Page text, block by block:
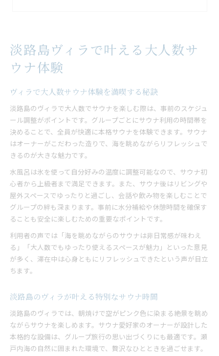
ヴィラで味わうサウナの特別な癒やし体験
サウナ愛好家も満足のヴィラ宿泊の魅力解説
ヴィラサウナでリフレッシュできる理由を紹介
グループで楽しむ淡路島バーベキューのコツ
ヴィラで大人数バーベキューを楽しむ準備法
淡路島ヴィラでのバーベキュー成功ポイント
みんなで盛り上がるヴィラバーベキュー術
バーベキュー設備充実のヴィラ選びのコツ
グループ旅行で味わうヴィラのバーベキュー体験
非日常感あふれるヴィラ滞在を満喫する方法
ヴィラ滞在で非日常を満喫するポイント紹介
淡路島ならではのヴィラで癒やしを体感する
サウナやバーベキューで味わう特別なひととき
自然に囲まれたヴィラでリラックスする方法
貸別荘ヴィラがもたらす癒やし体験を解説
ヴィラのサウナ利用で日常を忘れる方法
大人数で楽しむサウナ宿泊の魅力ポイント
淡路島の自然とサウナで心を癒やすヴィラ
朝焼け映える自然空間で癒やしの休日を
淡路島ヴィラで叶える大人数サ
ウナ体験
ヴィラで大人数サウナ体験を満喫する秘訣
淡路島のヴィラで大人数でサウナを楽しむ際は、事前のスケジュ
ール調整がポイントです。グループごとにサウナ利用の時間帯を
決めることで、全員が快適に本格サウナを体験できます。サウナ
はオーナーがこだわった造りで、海を眺めながらリフレッシュで
きるのが大きな魅力です。
水風呂は氷を使って自分好みの温度に調整可能なので、サウナ初
心者から上級者まで満足できます。また、サウナ後はリビングや
屋外スペースでゆったりと過ごし、会話や飲み物を楽しむことで
グループの絆も深まります。事前に水分補給や休憩時間を確保す
ることも安全に楽しむための重要なポイントです。
利用者の声では「海を眺めながらのサウナは非日常感が味わえ
る」「大人数でもゆったり使えるスペースが魅力」といった意見
が多く、滞在中は心身ともにリフレッシュできたという声が目立
ちます。
淡路島のヴィラが叶える特別なサウナ時間
淡路島のヴィラでは、朝焼けで空がピンク色に染まる絶景を眺め
ながらサウナを楽しめます。サウナ愛好家のオーナーが設計した
本格的な設備は、グループ旅行の思い出づくりにも最適です。瀬
戸内海の自然に囲まれた環境で、贅沢なひとときを過ごせます。